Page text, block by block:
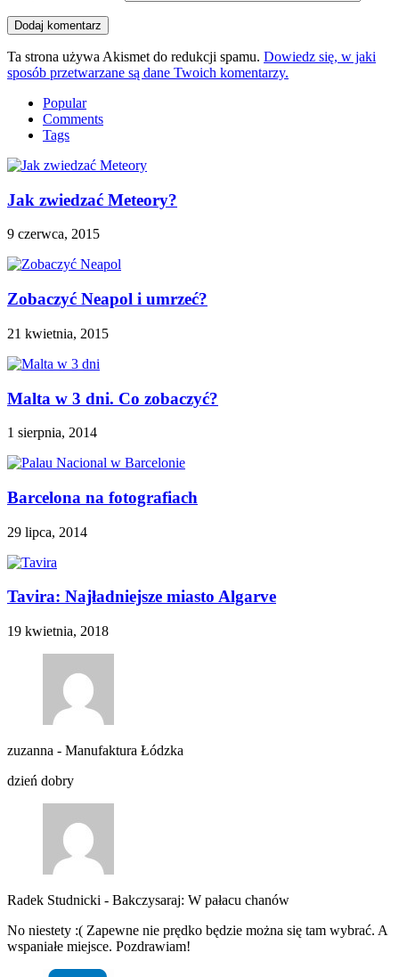
Ta strona używa Akismet do redukcji spamu. Dowiedz się, w jaki
sposób przetwarzane są dane Twoich komentarzy.
Popular
Comments
Tags
Jak zwiedzać Meteory?
9 czerwca, 2015
Zobaczyć Neapol i umrzeć?
21 kwietnia, 2015
Malta w 3 dni. Co zobaczyć?
1 sierpnia, 2014
Barcelona na fotografiach
29 lipca, 2014
Tavira: Najładniejsze miasto Algarve
19 kwietnia, 2018
zuzanna - Manufaktura Łódzka
dzień dobry
Radek Studnicki - Bakczysaraj: W pałacu chanów
No niestety :( Zapewne nie prędko będzie można się tam wybrać. A
wspaniałe miejsce. Pozdrawiam!